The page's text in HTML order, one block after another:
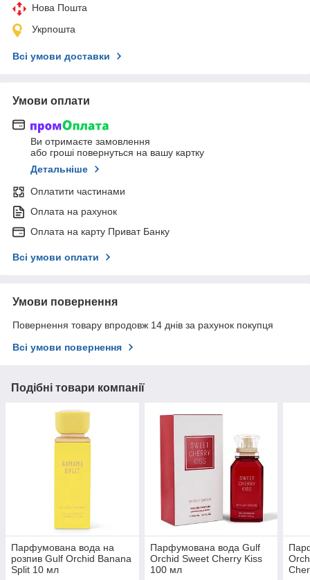
Нова Пошта
Укрпошта
Всі умови доставки
Умови оплати
Ви отримаєте замовлення
або гроші повернуться на вашу картку
Детальніше
Оплатити частинами
Оплата на рахунок
Оплата на карту Приват Банку
Всі умови оплати
Умови повернення
Повернення товару впродовж 14 днів за рахунок покупця
Всі умови повернення
Подібні товари компанії
Парфумована вода на
розпив Gulf Orchid Banana
Split 10 мл
Парфумована вода Gulf
Orchid Sweet Cherry Kiss
100 мл